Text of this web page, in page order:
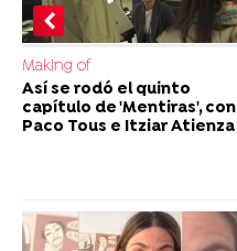
Making of
Así se rodó el quinto
capítulo de 'Mentiras', con
Paco Tous e Itziar Atienza